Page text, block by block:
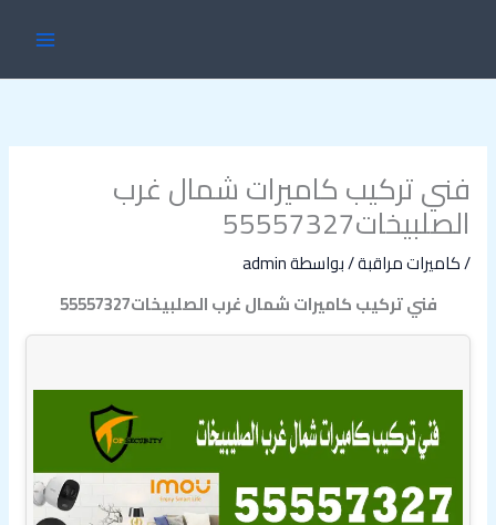
فني تركيب كاميرات شمال غرب
الصلبيخات55557327
/كاميرات مراقبة/ بواسطةadmin
فني تركيب كاميرات شمال غرب الصلبيخات55557327